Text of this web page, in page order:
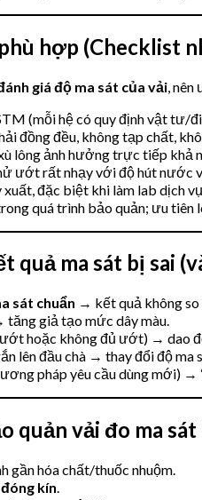
hợp (Checklist
giá độ ma sát của vải ,
(mỗi hệ có quy định vật tư/
đồng đều, không tạp chất,
lông ảnh hưởng trực tiếp khả
ướt rất nhạy với độ hút nước
đặc biệt khi làm lab dịch
quá trình bảo quản; ưu tiên
ma sát bị sai
sát chuẩn → kết quả không so
tăng giả tạo mức dây màu.
hoặc không đủ ướt) → dao
lên đầu chà → thay đổi độ ma
pháp yêu cầu dùng mới) →
quản vải đo ma
gần hóa chất/thuốc nhuộm.
đóng kín.